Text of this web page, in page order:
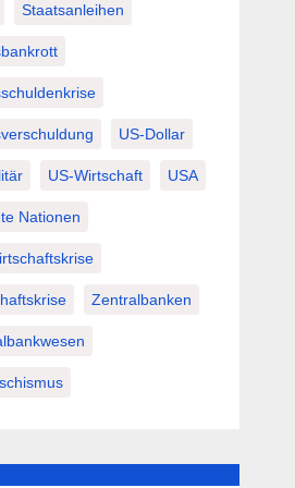
Staatsanleihen
US-Dollar
US-Wirtschaft USA
Nationen
Zentralbanken